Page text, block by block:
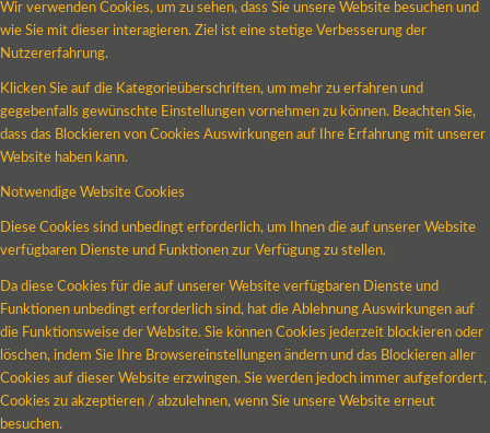
Wir verwenden Cookies, um zu sehen, dass Sie unsere Website besuchen und
wie Sie mit dieser interagieren. Ziel ist eine stetige Verbesserung der
Nutzererfahrung.
Klicken Sie auf die Kategorieüberschriften, um mehr zu erfahren und
gegebenfalls gewünschte Einstellungen vornehmen zu können. Beachten Sie,
dass das Blockieren von Cookies Auswirkungen auf Ihre Erfahrung mit unserer
Website haben kann.
Notwendige Website Cookies
Diese Cookies sind unbedingt erforderlich, um Ihnen die auf unserer Website
verfügbaren Dienste und Funktionen zur Verfügung zu stellen.
Da diese Cookies für die auf unserer Website verfügbaren Dienste und
Funktionen unbedingt erforderlich sind, hat die Ablehnung Auswirkungen auf
die Funktionsweise der Website. Sie können Cookies jederzeit blockieren oder
löschen, indem Sie Ihre Browsereinstellungen ändern und das Blockieren aller
Cookies auf dieser Website erzwingen. Sie werden jedoch immer aufgefordert,
Cookies zu akzeptieren / abzulehnen, wenn Sie unsere Website erneut
besuchen.